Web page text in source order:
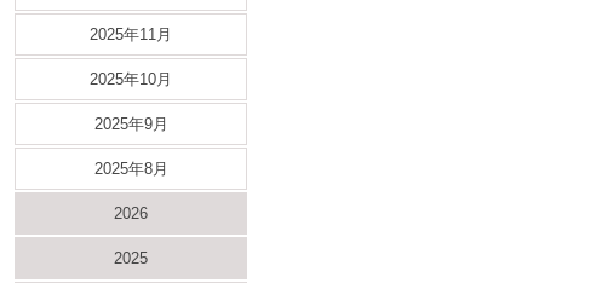
2025年11月
2025年10月
2025年9月
2025年8月
2026
2025